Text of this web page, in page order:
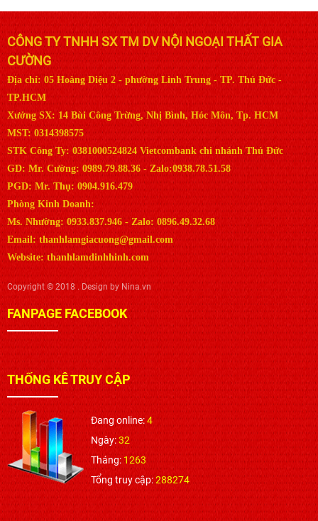
CÔNG TY TNHH SX TM DV NỘI NGOẠI THẤT GIA
CƯỜNG
Địa chỉ: 05 Hoàng Diệu 2 - phường Linh Trung - TP. Thủ Đức -
TP.HCM
Xưởng SX: 14 Bùi Công Trừng, Nhị Bình, Hóc Môn, Tp. HCM
MST: 0314398575
STK Công Ty: 0381000524824 Vietcombank chi nhánh Thủ Đức
GD: Mr. Cường: 0989.79.88.36 - Zalo:0938.78.51.58
PGD: Mr. Thụ: 0904.916.479
Phòng Kinh Doanh:
Ms. Nhường: 0933.837.946 - Zalo: 0896.49.32.68
Email: thanhlamgiacuong@gmail.com
Website: thanhlamdinhhinh.com
Copyright © 2018 . Design by Nina.vn
FANPAGE FACEBOOK
THỐNG KÊ TRUY CẬP
Đang online:4
Ngày:32
Tháng: 1263
Tổng truy cập:288274